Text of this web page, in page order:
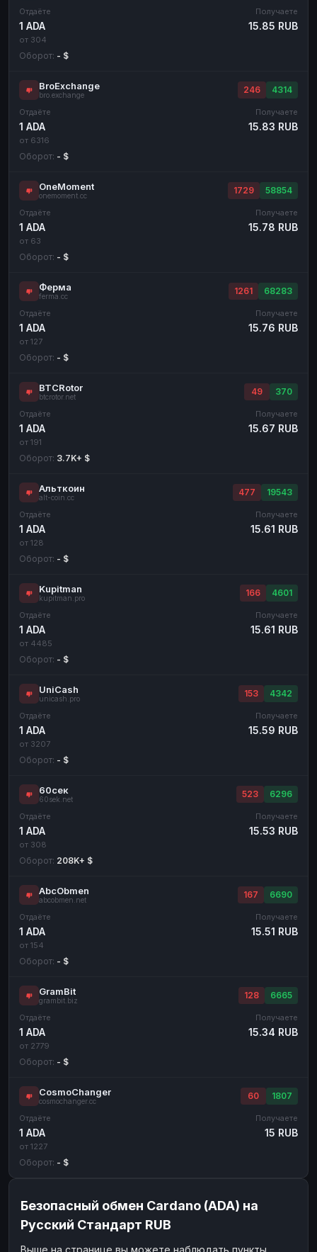
Отдаёте
1 ADA
от 304
Получаете
15.85 RUB
Оборот: - $
BroExchange
bro.exchange
246 4314
Отдаёте
1 ADA
от 6316
Получаете
15.83 RUB
Оборот: - $
OneMoment
onemoment.cc
1729 58854
Отдаёте
1 ADA
от 63
Получаете
15.78 RUB
Оборот: - $
Ферма
ferma.cc
1261 68283
Отдаёте
1 ADA
от 127
Получаете
15.76 RUB
Оборот: - $
BTCRotor
btcrotor.net
49 370
Отдаёте
1 ADA
от 191
Получаете
15.67 RUB
Оборот: 3.7K+ $
Альткоин
alt-coin.cc
477 19543
Отдаёте
1 ADA
от 128
Получаете
15.61 RUB
Оборот: - $
Kupitman
kupitman.pro
166 4601
Отдаёте
1 ADA
от 4485
Получаете
15.61 RUB
Оборот: - $
UniCash
unicash.pro
153 4342
Отдаёте
1 ADA
от 3207
Получаете
15.59 RUB
Оборот: - $
60сек
60sek.net
523 6296
Отдаёте
1 ADA
от 308
Получаете
15.53 RUB
Оборот: 208K+ $
AbcObmen
abcobmen.net
167 6690
Отдаёте
1 ADA
от 154
Получаете
15.51 RUB
Оборот: - $
GramBit
grambit.biz
128 6665
Отдаёте
1 ADA
от 2779
Получаете
15.34 RUB
Оборот: - $
CosmoChanger
cosmochanger.cc
60 1807
Отдаёте
1 ADA
от 1227
Получаете
15 RUB
Оборот: - $
Безопасный обмен Cardano (ADA) на
Русский Стандарт RUB
Выше на странице вы можете наблюдать пункты